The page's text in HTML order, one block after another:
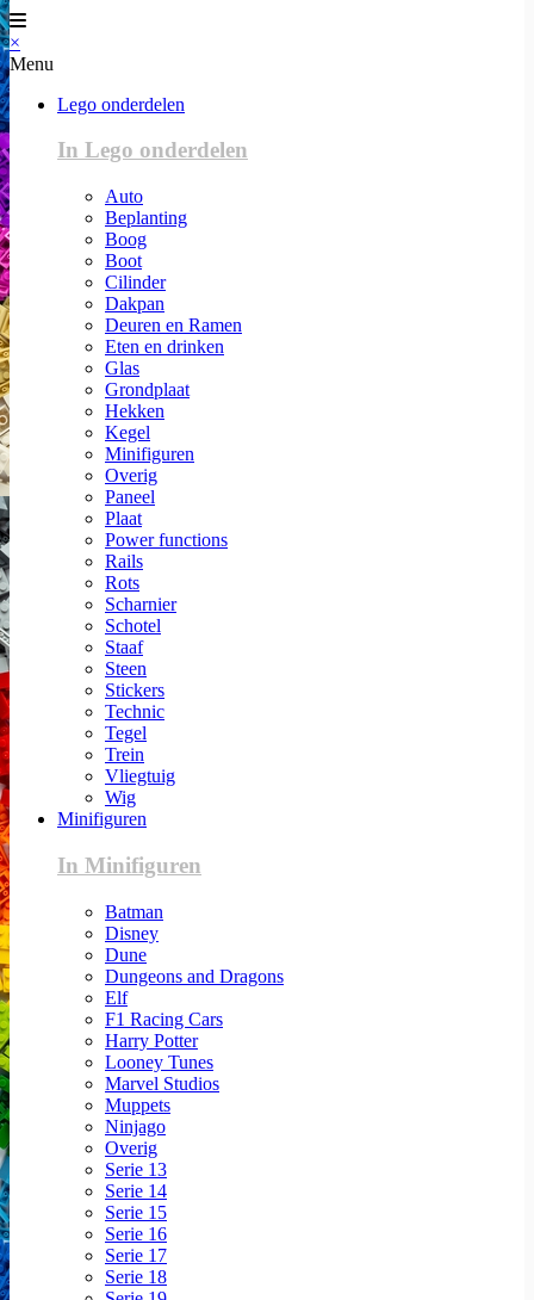
×
Menu
Lego onderdelen
In Lego onderdelen
Auto
Beplanting
Boog
Boot
Cilinder
Dakpan
Deuren en Ramen
Eten en drinken
Glas
Grondplaat
Hekken
Kegel
Minifiguren
Overig
Paneel
Plaat
Power functions
Rails
Rots
Scharnier
Schotel
Staaf
Steen
Stickers
Technic
Tegel
Trein
Vliegtuig
Wig
Minifiguren
In Minifiguren
Batman
Disney
Dune
Dungeons and Dragons
Elf
F1 Racing Cars
Harry Potter
Looney Tunes
Marvel Studios
Muppets
Ninjago
Overig
Serie 13
Serie 14
Serie 15
Serie 16
Serie 17
Serie 18